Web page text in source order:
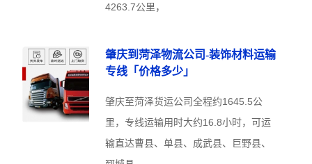
4263.7公里，
肇庆到菏泽物流公司-装饰材料运输
专线「价格多少」
肇庆至菏泽货运公司全程约1645.5公
里，专线运输用时大约16.8小时，可运
输直达曹县、单县、成武县、巨野县、